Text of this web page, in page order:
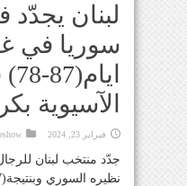
لبنان
سوريا في
الآسيوية
فبراير 23, 2024
جدّد منتخب لبنان